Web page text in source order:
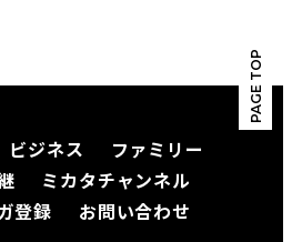
PAGE TOP
ビジネス
ファミリー
ミカタチャンネル
登録
お問い合わせ